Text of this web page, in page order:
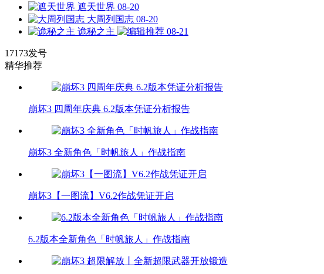
遮天世界 08-20
大周列国志 08-20
诡秘之主
08-21
17173发号
精华推荐
崩坏3 四周年庆典 6.2版本凭证分析报告
崩坏3 全新角色「时帆旅人」作战指南
崩坏3【一图流】V6.2作战凭证开启
6.2版本全新角色「时帆旅人」作战指南